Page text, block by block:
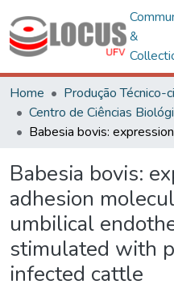
&
Home
Produção Técnico-
Babesia bovis:
adhesion
umbilical
stimulated with
infected cattle